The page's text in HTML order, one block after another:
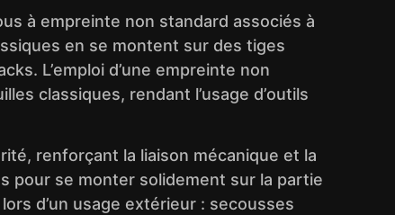
à empreinte non standard associés à
en se montent sur des tiges
L’emploi d’une empreinte non
classiques, rendant l’usage d’outils
renforçant la liaison mécanique et la
pour se monter solidement sur la partie
d’un usage extérieur : secousses